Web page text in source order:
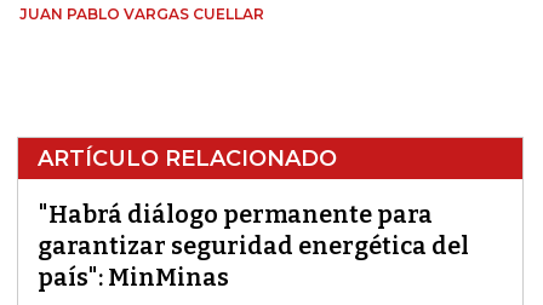
JUAN PABLO VARGAS CUELLAR
ARTÍCULO RELACIONADO
"Habrá diálogo permanente para
garantizar seguridad energética del
país": MinMinas